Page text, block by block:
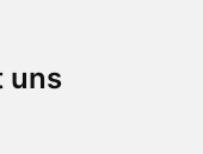
uns